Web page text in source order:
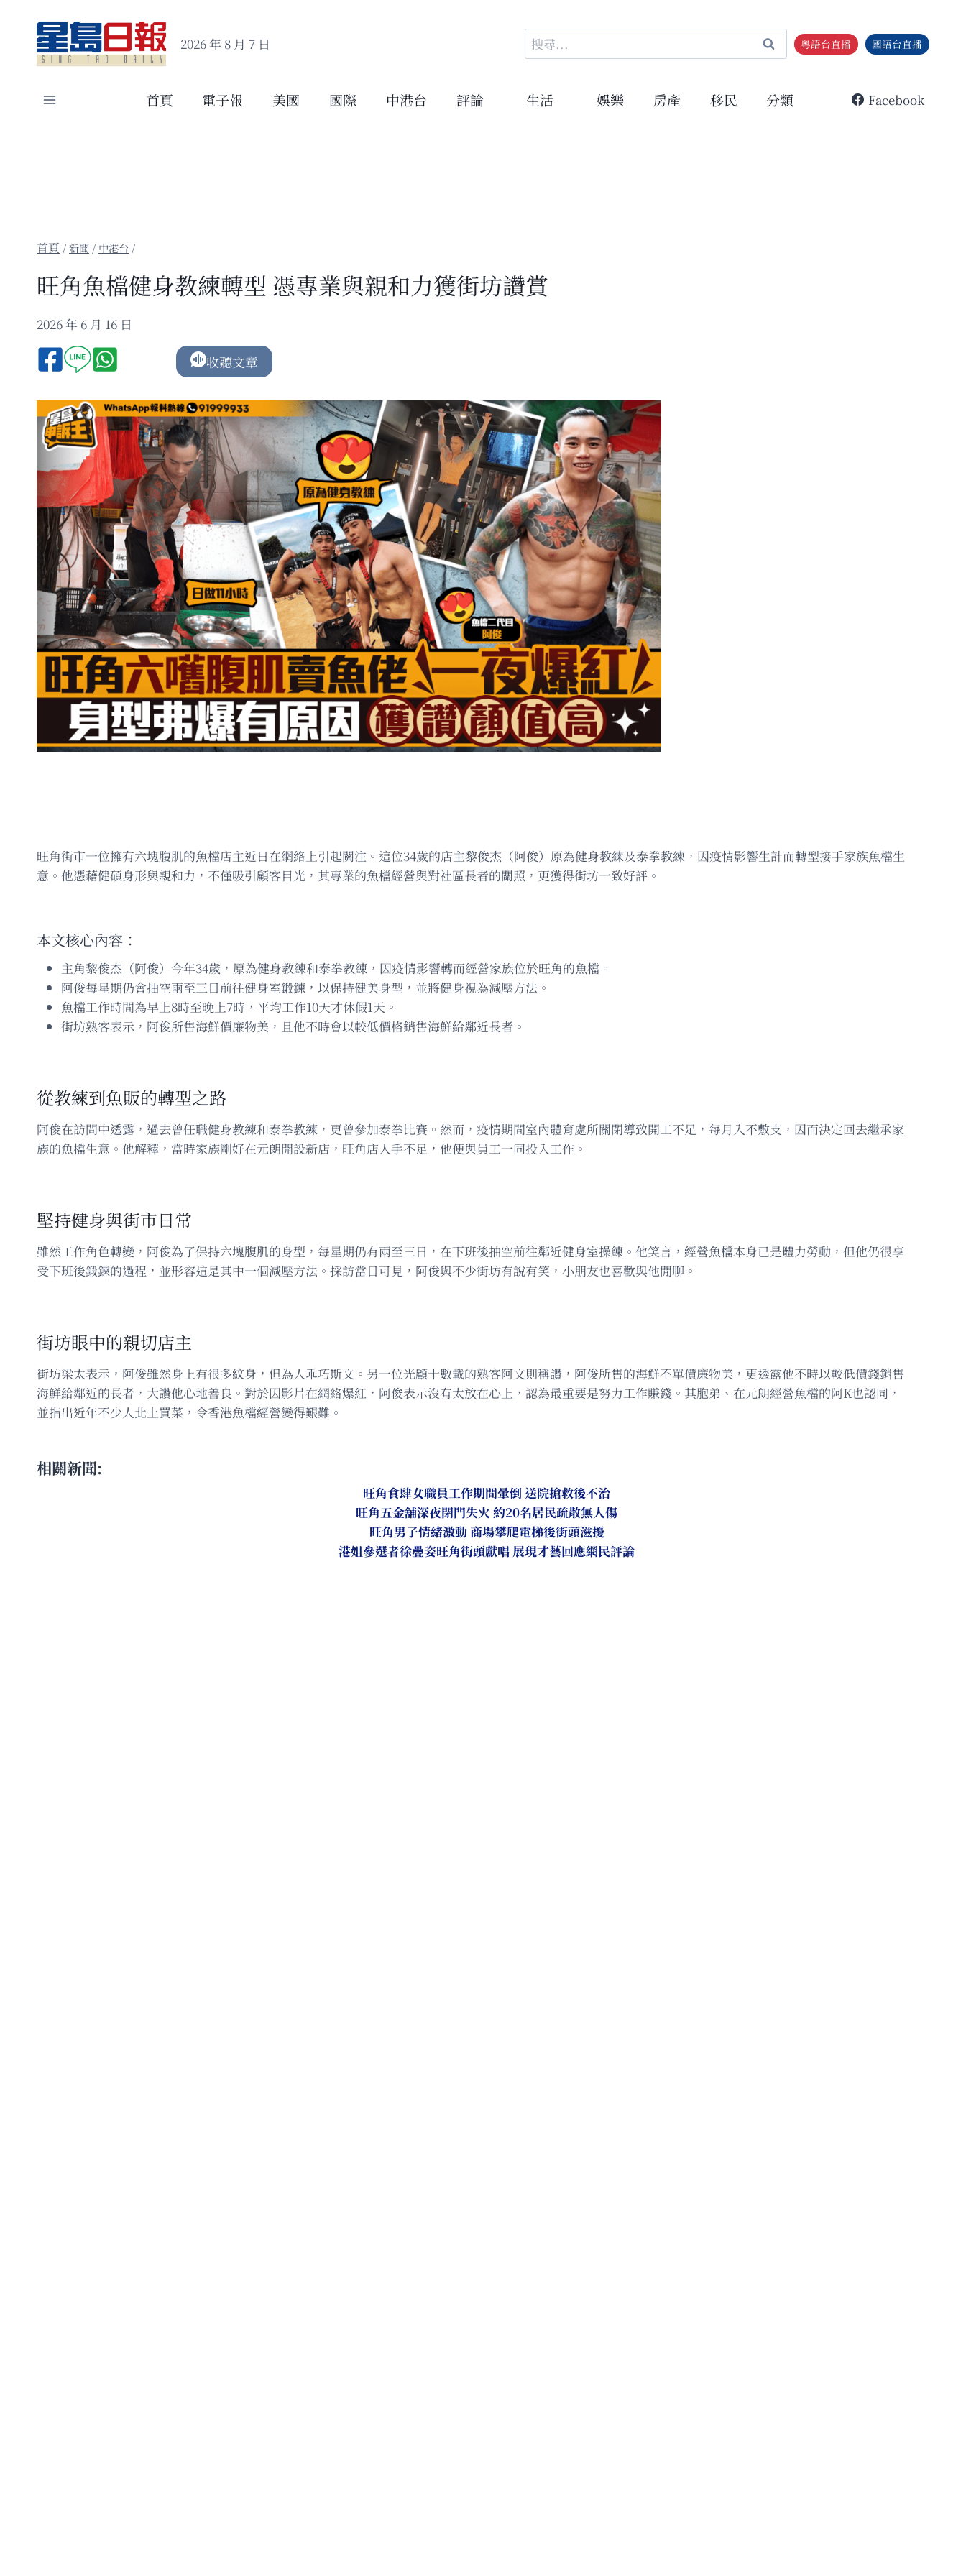
content
2026 年 8 月 7 日
搜
尋
鍵
粵語台直播 國語台直播
首頁 電子報 美國 國際 中港台 評論 生活 娛樂 房產 移民 分類 Facebook
/新聞 / 中港台 /
旺角魚檔健身教練轉型 憑專業與親和力獲街坊讚賞
2026 年 6 月 16 日
收聽文章
旺角街市一位擁有六塊腹肌的魚檔店主近日在網絡上引起關注。這位34歲的店主黎俊杰（阿俊）原為健身教練及泰拳教練，因疫情影響生計而轉型接手家族魚檔生
意。他憑藉健碩身形與親和力，不僅吸引顧客目光，其專業的魚檔經營與對社區長者的關照，更獲得街坊一致好評。
本文核心內容：
主角黎俊杰（阿俊）今年34歲，原為健身教練和泰拳教練，因疫情影響轉而經營家族位於旺角的魚檔。
阿俊每星期仍會抽空兩至三日前往健身室鍛鍊，以保持健美身型，並將健身視為減壓方法。
魚檔工作時間為早上8時至晚上7時，平均工作10天才休假1天。
街坊熟客表示，阿俊所售海鮮價廉物美，且他不時會以較低價格銷售海鮮給鄰近長者。
從教練到魚販的轉型之路
阿俊在訪問中透露，過去曾任職健身教練和泰拳教練，更曾參加泰拳比賽。然而，疫情期間室內體育處所關閉導致開工不足，每月入不敷支，因而決定回去繼承家
族的魚檔生意。他解釋，當時家族剛好在元朗開設新店，旺角店人手不足，他便與員工一同投入工作。
堅持健身與街市日常
雖然工作角色轉變，阿俊為了保持六塊腹肌的身型，每星期仍有兩至三日，在下班後抽空前往鄰近健身室操練。他笑言，經營魚檔本身已是體力勞動，但他仍很享
受下班後鍛鍊的過程，並形容這是其中一個減壓方法。採訪當日可見，阿俊與不少街坊有說有笑，小朋友也喜歡與他閒聊。
街坊眼中的親切店主
街坊梁太表示，阿俊雖然身上有很多紋身，但為人乖巧斯文。另一位光顧十數載的熟客阿文則稱讚，阿俊所售的海鮮不單價廉物美，更透露他不時以較低價錢銷售
海鮮給鄰近的長者，大讚他心地善良。對於因影片在網絡爆紅，阿俊表示沒有太放在心上，認為最重要是努力工作賺錢。其胞弟、在元朗經營魚檔的阿K也認同，
並指出近年不少人北上買菜，令香港魚檔經營變得艱難。
相關新聞:
旺角食肆女職員工作期間暈倒 送院搶救後不治
旺角五金舖深夜閉門失火 約20名居民疏散無人傷
旺角男子情緒激動 商場攀爬電梯後街頭滋擾
港姐參選者徐疊姿旺角街頭獻唱 展現才藝回應網民評論